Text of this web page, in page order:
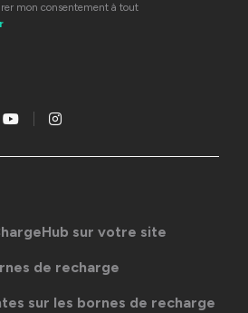
mon consentement à tout
sur votre site
de recharge
sur les bornes de recharge